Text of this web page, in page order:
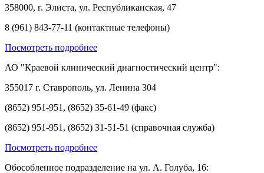
358000, г. Элиста, ул. Республиканская, 47
8 (961) 843-77-11 (контактные телефоны)
Посмотреть подробнее
АО "Краевой клинический диагностический центр":
355017 г. Ставрополь, ул. Ленина 304
(8652) 951-951, (8652) 35-61-49 (факс)
(8652) 951-951, (8652) 31-51-51 (справочная служба)
Посмотреть подробнее
Обособленное подразделение на ул. А. Голуба, 16: